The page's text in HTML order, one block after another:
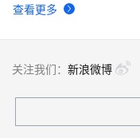
查看更多
关注我们： 新浪微博